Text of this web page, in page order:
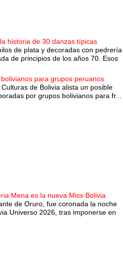
historia de 30 danzas típicas
de plata y decoradas con pedrería
de principios de los años 70. Esos
para grupos peruanos
de Bolivia alista un posible
por grupos bolivianos para fr...
Mena es la nueva Miss Bolivia
de Oruro, fue coronada la noche
Universo 2026, tras imponerse en